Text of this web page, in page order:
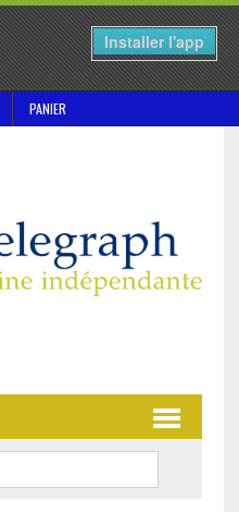
Installer l'app
PANIER